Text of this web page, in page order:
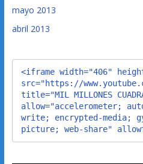
mayo 2013
abril 2013
<iframe width="406"
src="https://
title="MIL MILLONES
allow="accelerometer;
write; encrypted-media;
picture; web-share"